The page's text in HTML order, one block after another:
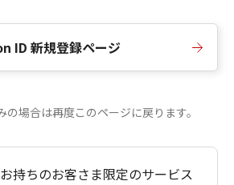
ID 新規登録ページ
の場合は再度このページに戻ります。
持ちのお客さま限定のサービス